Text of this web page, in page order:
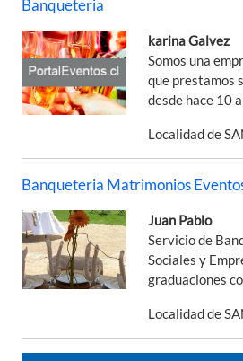
Banqueteria
karina Galvez
Somos una
que prestamos
desde hace 10
Localidad de
Banqueteria Matrimonios
Juan Pablo
Servicio de
Sociales y
graduaciones
Localidad de